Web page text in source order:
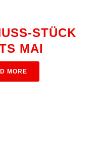
STÜCK
MAI
MORE